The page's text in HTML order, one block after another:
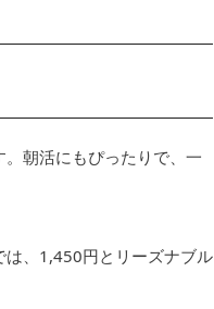
。朝活にもぴったりで、一
、1,450円とリーズナブル